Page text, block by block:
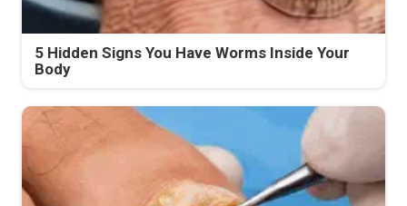
5 Hidden Signs You Have Worms Inside Your
Body